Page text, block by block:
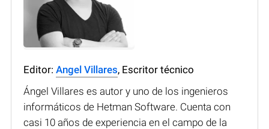
Editor: Angel Villares, Escritor técnico
Ángel Villares es autor y uno de los ingenieros
informáticos de Hetman Software. Cuenta con
casi 10 años de experiencia en el campo de la